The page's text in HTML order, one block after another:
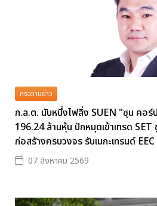
กระดานข่าว
ก.ล.ต. นับหนึ่งไฟลิ่ง SUEN "ซุน คอร์
196.24 ล้านหุ้น ปักหมุดเข้าเทรด
ก่อสร้างครบวงจร รับเมกะเทรนด์ EEC
07 สิงหาคม 2569